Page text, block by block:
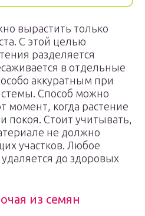
вырастить только
С этой целью
разделяется
в отдельные
аккуратным при
Способ можно
момент, когда растение
покоя. Стоит учитывать,
не должно
участков. Любое
до здоровых
из семян